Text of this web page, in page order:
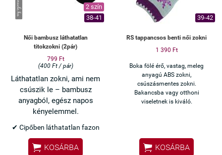
2 szín
38-41
Női bambusz láthatatlan
titokzokni (2pár)
799 Ft
(400 Ft / pár)
Láthatatlan zokni, ami nem
csúszik le – bambusz
anyagból, egész napos
kényelemmel.
✔ Cipőben láthatatlan fazon
✔ Szilikonos sarok – nem
csúszik le
 KOSÁRBA
39-42
RS tappancsos benti női zokni
1 390 Ft
Boka fölé érő, vastag, meleg
anyagú ABS zokni,
csúszásmentes zokni.
Bakancsba vagy otthoni
viseletnek is kiváló.
 KOSÁRBA